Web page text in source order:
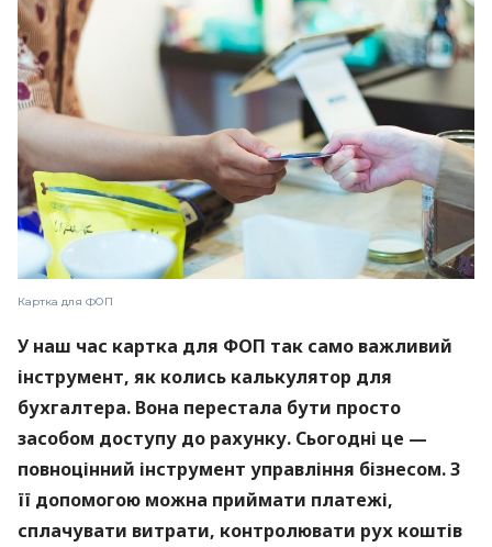
Картка для ФОП
У наш час картка для ФОП так само важливий
інструмент, як колись калькулятор для
бухгалтера. Вона перестала бути просто
засобом доступу до рахунку. Сьогодні це —
повноцінний інструмент управління бізнесом. З
її допомогою можна приймати платежі,
сплачувати витрати, контролювати рух коштів